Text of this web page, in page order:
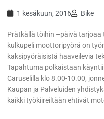
1 kesäkuun, 2016 Bike
Prätkällä töihin –päivä
kulkupeli moottoripyörä on
kaksipyöräisistä haaveilevia
Tapahtuma polkaistaan
Caruselilla klo 8.00-10.00,
Kaupan ja Palveluiden
kaikki työkiireiltään ehtivät